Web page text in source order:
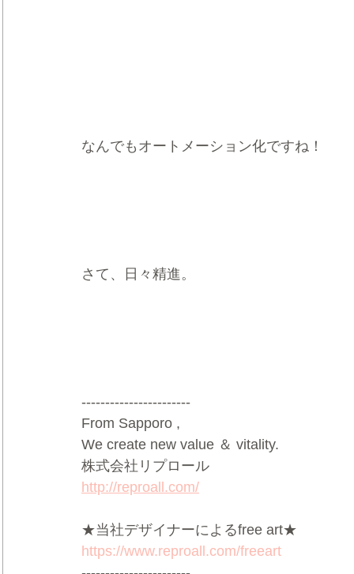
なんでもオートメーション化ですね！
さて、日々精進。
-----------------------
From Sapporo ,
We create new value ＆ vitality.
株式会社リプロール
http://reproall.com/
★当社デザイナーによるfree art★
https://www.reproall.com/freeart